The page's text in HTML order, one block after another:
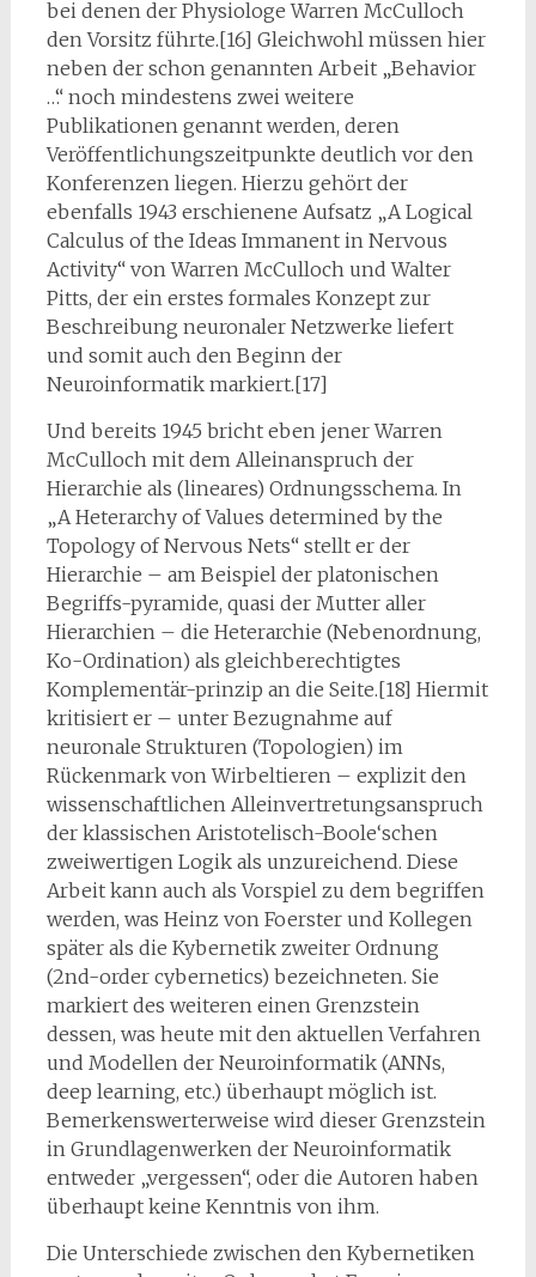
bei denen der Physiologe Warren McCulloch
den Vorsitz führte.[16] Gleichwohl müssen hier
neben der schon genannten Arbeit „Behavior
…“ noch mindestens zwei weitere
Publikationen genannt werden, deren
Veröffentlichungszeitpunkte deutlich vor den
Konferenzen liegen. Hierzu gehört der
ebenfalls 1943 erschienene Aufsatz „A Logical
Calculus of the Ideas Immanent in Nervous
Activity“ von Warren McCulloch und Walter
Pitts, der ein erstes formales Konzept zur
Beschreibung neuronaler Netzwerke liefert
und somit auch den Beginn der
Neuroinformatik markiert.[17]
Und bereits 1945 bricht eben jener Warren
McCulloch mit dem Alleinanspruch der
Hierarchie als (lineares) Ordnungsschema. In
„A Heterarchy of Values determined by the
Topology of Nervous Nets“ stellt er der
Hierarchie – am Beispiel der platonischen
Begriffs-pyramide, quasi der Mutter aller
Hierarchien – die Heterarchie (Nebenordnung,
Ko-Ordination) als gleichberechtigtes
Komplementär-prinzip an die Seite.[18] Hiermit
kritisiert er – unter Bezugnahme auf
neuronale Strukturen (Topologien) im
Rückenmark von Wirbeltieren – explizit den
wissenschaftlichen Alleinvertretungsanspruch
der klassischen Aristotelisch-Boole‘schen
zweiwertigen Logik als unzureichend. Diese
Arbeit kann auch als Vorspiel zu dem begriffen
werden, was Heinz von Foerster und Kollegen
später als die Kybernetik zweiter Ordnung
(2nd-order cybernetics) bezeichneten. Sie
markiert des weiteren einen Grenzstein
dessen, was heute mit den aktuellen Verfahren
und Modellen der Neuroinformatik (ANNs,
deep learning, etc.) überhaupt möglich ist.
Bemerkenswerterweise wird dieser Grenzstein
in Grundlagenwerken der Neuroinformatik
entweder „vergessen“, oder die Autoren haben
überhaupt keine Kenntnis von ihm.
Die Unterschiede zwischen den Kybernetiken